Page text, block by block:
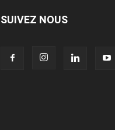
SUIVEZ NOUS